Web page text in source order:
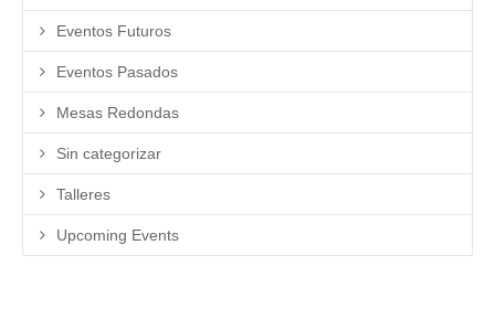
Eventos Futuros
Eventos Pasados
Mesas Redondas
Sin categorizar
Talleres
Upcoming Events